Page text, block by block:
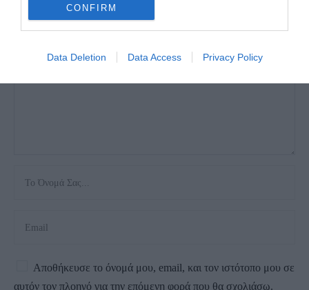
CONFIRM
Data Deletion Data Access Privacy Policy
σημειώνονται με*
Αποθήκευσε το όνομά μου, email, και τον ιστότοπο μου σε
αυτόν τον πλοηγό για την επόμενη φορά που θα σχολιάσω.